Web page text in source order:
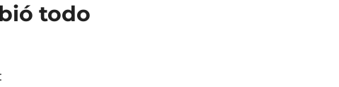
todo